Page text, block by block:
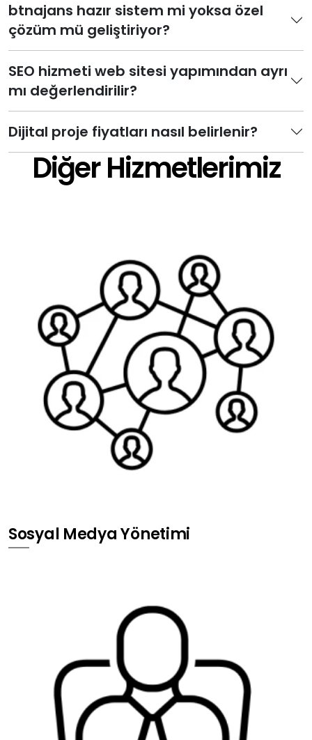
btnajans hazır sistem mi yoksa özel
çözüm mü geliştiriyor?
SEO hizmeti web sitesi yapımından ayrı
mı değerlendirilir?
Dijital proje fiyatları nasıl belirlenir?
Diğer Hizmetlerimiz
Sosyal Medya Yönetimi